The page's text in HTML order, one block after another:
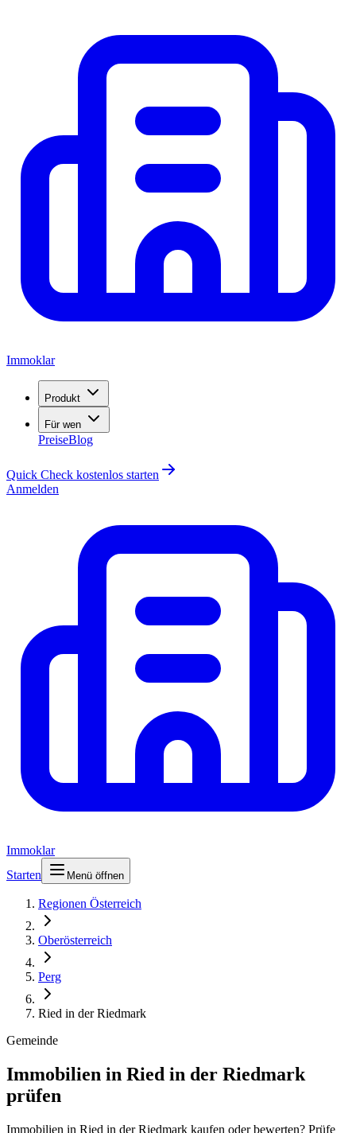
Immoklar
Produkt
Für wen
PreiseBlog
Quick Check kostenlos starten
Anmelden
Immoklar
Starten
Menü öffnen
Regionen Österreich
Oberösterreich
Perg
Ried in der Riedmark
Gemeinde
Immobilien in Ried in der Riedmark
prüfen
Immobilien in Ried in der Riedmark kaufen oder bewerten? Prüfe